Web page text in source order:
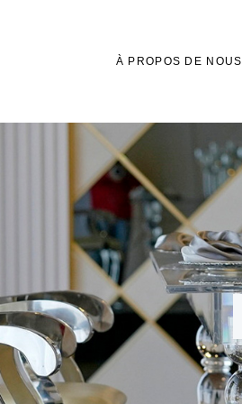
À PROPOS DE NOUS